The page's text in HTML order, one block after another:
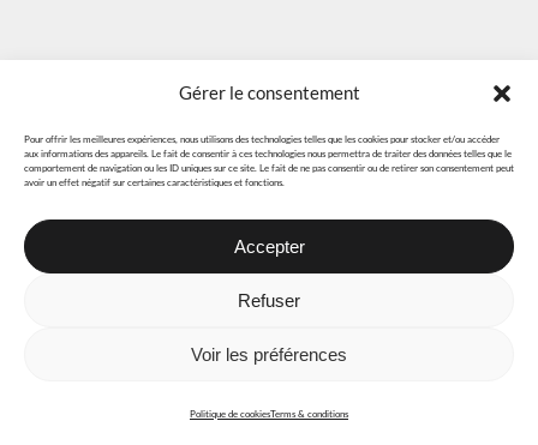
Gérer le consentement
Pour offrir les meilleures expériences, nous utilisons des technologies telles que les cookies pour stocker et/ou accéder
aux informations des appareils. Le fait de consentir à ces technologies nous permettra de traiter des données telles que le
comportement de navigation ou les ID uniques sur ce site. Le fait de ne pas consentir ou de retirer son consentement peut
avoir un effet négatif sur certaines caractéristiques et fonctions.
Accepter
Refuser
Voir les préférences
Politique de cookiesTerms & conditions